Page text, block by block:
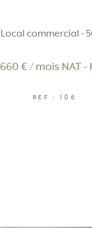
Local commercial -
660 € / mois NAT -
REF : 106